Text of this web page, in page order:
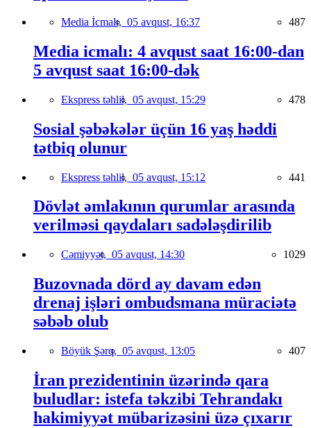
Media İcmalı, 05 avqust, 16:37 487
Media icmalı: 4 avqust saat 16:00-dan
5 avqust saat 16:00-dək
Ekspress təhlil, 05 avqust, 15:29 478
Sosial şəbəkələr üçün 16 yaş həddi
tətbiq olunur
Ekspress təhlil, 05 avqust, 15:12 441
Dövlət əmlakının qurumlar arasında
verilməsi qaydaları sadələşdirilib
Cəmiyyət, 05 avqust, 14:30 1029
Buzovnada dörd ay davam edən
drenaj işləri ombudsmana müraciətə
səbəb olub
Böyük Şərq, 05 avqust, 13:05 407
İran prezidentinin üzərində qara
buludlar: istefa təkzibi Tehrandakı
hakimiyyət mübarizəsini üzə çıxarır